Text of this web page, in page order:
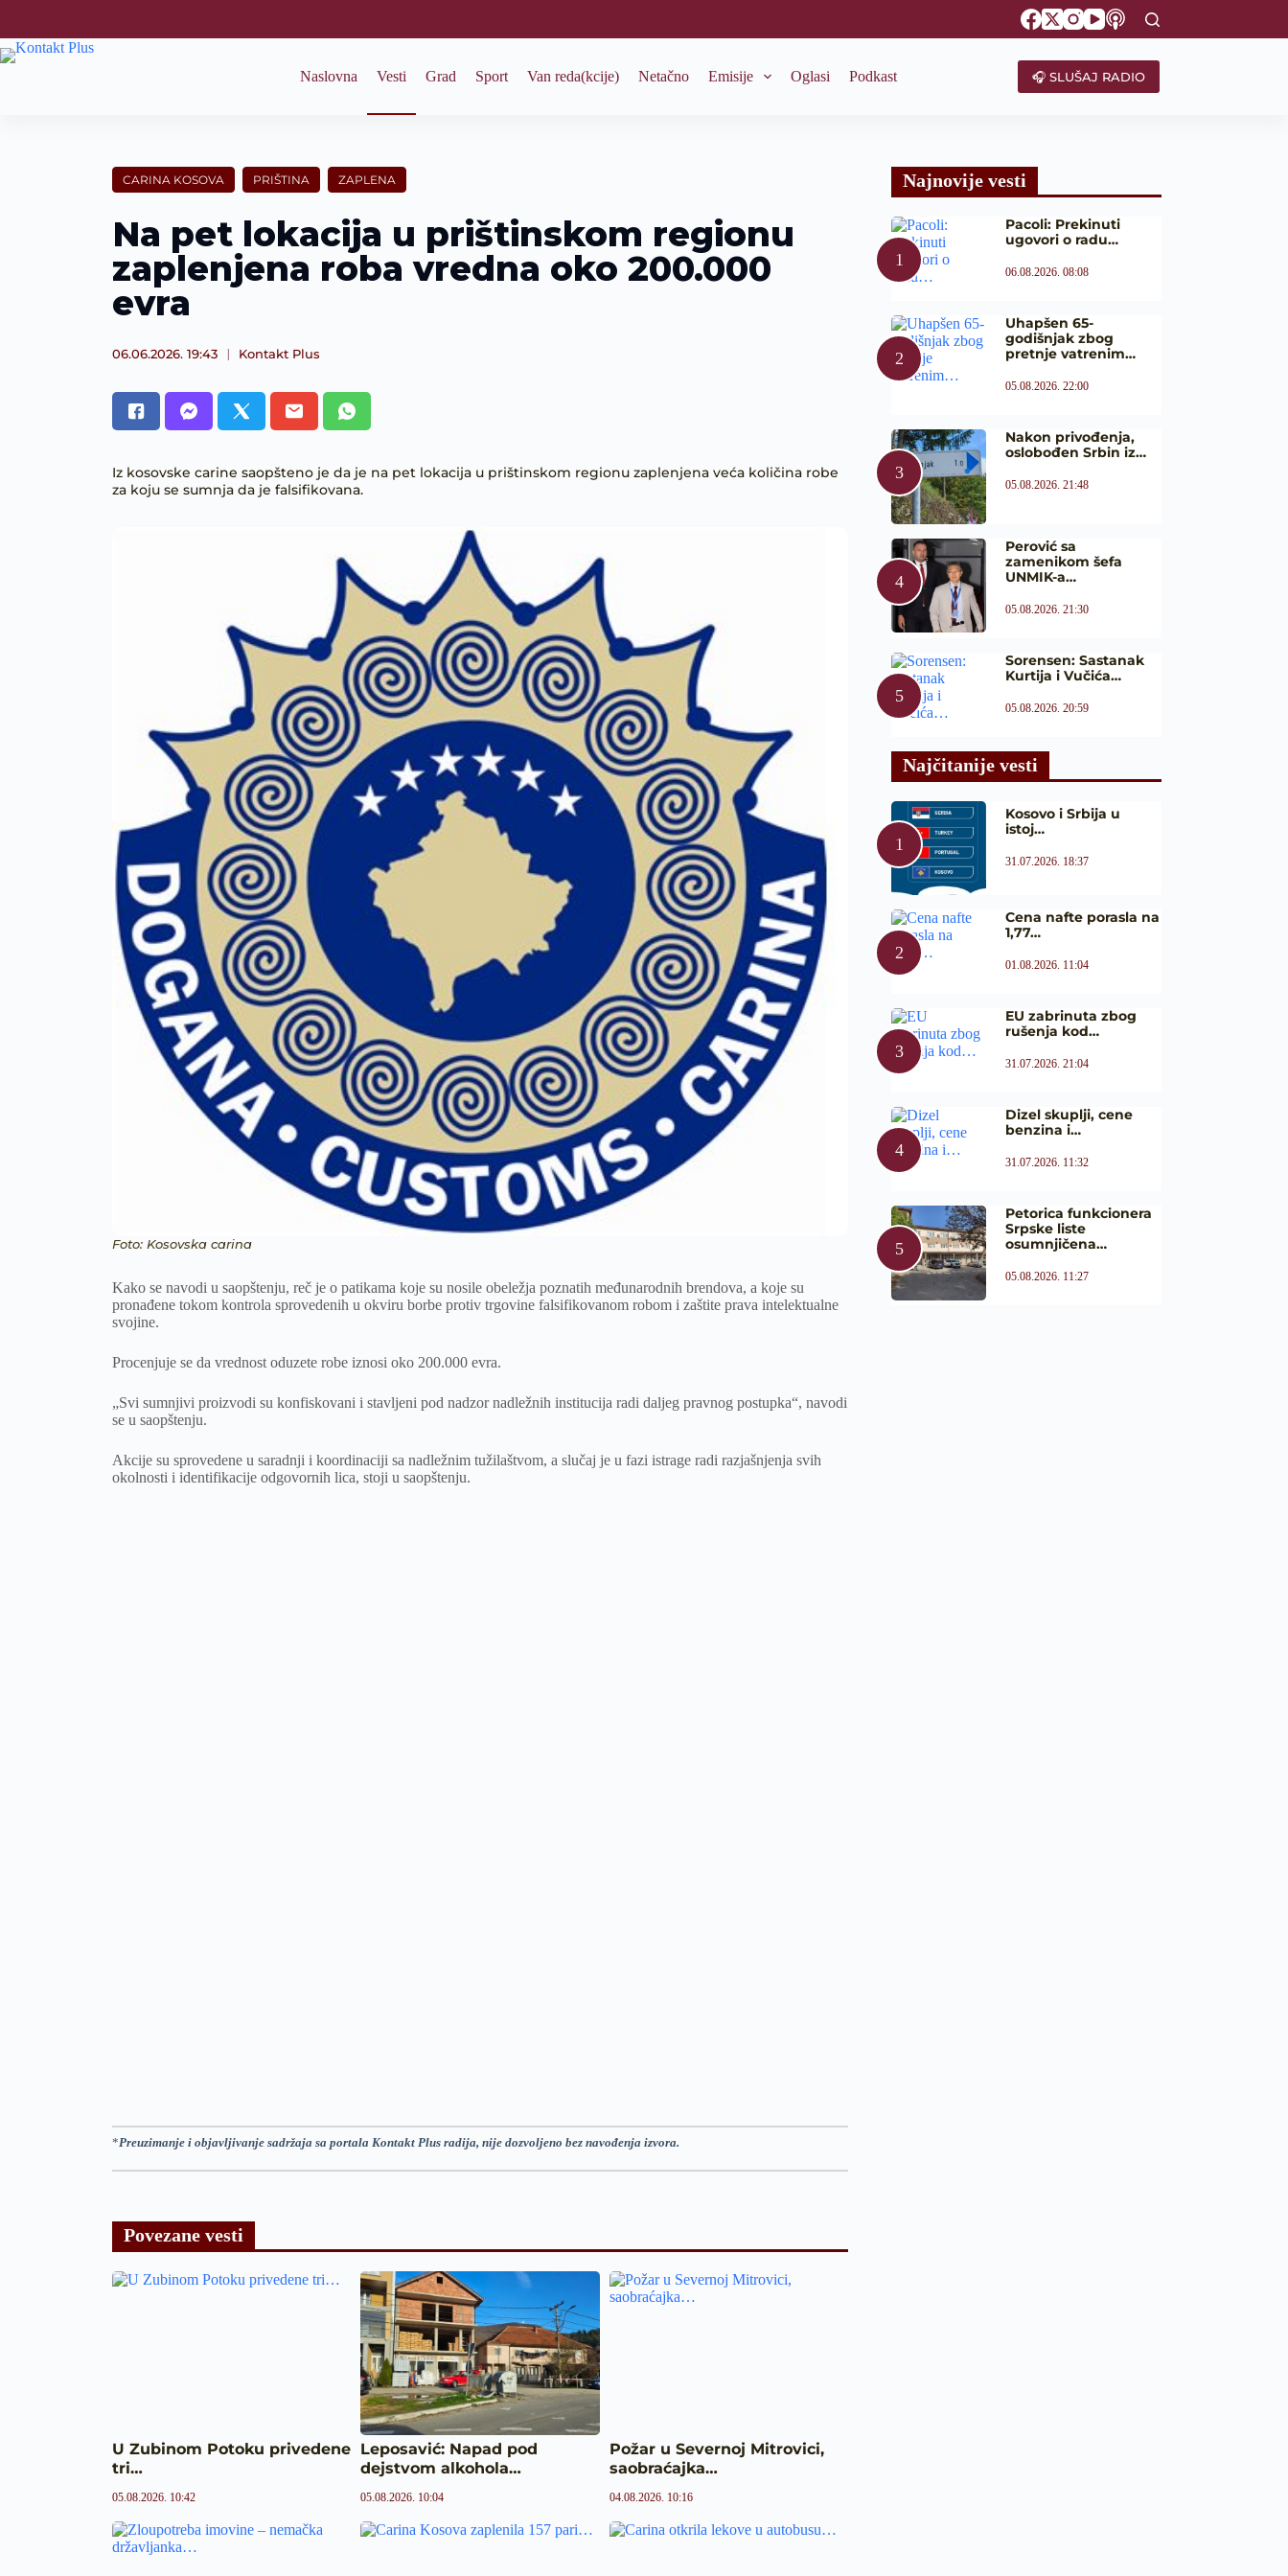
k
i
Naslovna Vesti Grad Sport Van reda(kcije) Netačno Emisije Oglasi Podkast 🎧 SLUŠAJ RADIO
CARINA KOSOVA PRIŠTINA ZAPLENA
Na pet lokacija u prištinskom regionu
zaplenjena roba vredna oko 200.000
evra
06.06.2026. 19:43 Kontakt Plus
Iz kosovske carine saopšteno je da je na pet lokacija u prištinskom regionu zaplenjena veća količina robe
za koju se sumnja da je falsifikovana.
Foto: Kosovska carina
Kako se navodi u saopštenju, reč je o patikama koje su nosile obeležja poznatih međunarodnih brendova, a koje su
pronađene tokom kontrola sprovedenih u okviru borbe protiv trgovine falsifikovanom robom i zaštite prava intelektualne
svojine.
Procenjuje se da vrednost oduzete robe iznosi oko 200.000 evra.
„Svi sumnjivi proizvodi su konfiskovani i stavljeni pod nadzor nadležnih institucija radi daljeg pravnog postupka“, navodi
se u saopštenju.
Akcije su sprovedene u saradnji i koordinaciji sa nadležnim tužilaštvom, a slučaj je u fazi istrage radi razjašnjenja svih
okolnosti i identifikacije odgovornih lica, stoji u saopštenju.
*Preuzimanje i objavljivanje sadržaja sa portala Kontakt Plus radija, nije dozvoljeno bez navođenja izvora.
Povezane vesti
U Zubinom Potoku privedene
tri…
05.08.2026. 10:42
Leposavić: Napad pod
dejstvom alkohola…
05.08.2026. 10:04
Požar u Severnoj Mitrovici,
saobraćajka…
04.08.2026. 10:16
Najnovije vesti
Pacoli: Prekinuti
ugovori o radu…
06.08.2026. 08:08
Uhapšen 65-
godišnjak zbog
pretnje vatrenim…
05.08.2026. 22:00
Nakon privođenja,
oslobođen Srbin iz…
05.08.2026. 21:48
Perović sa
zamenikom šefa
UNMIK-a…
05.08.2026. 21:30
Sorensen: Sastanak
Kurtija i Vučića…
05.08.2026. 20:59
Najčitanije vesti
Kosovo i Srbija u
istoj…
31.07.2026. 18:37
Cena nafte porasla na
1,77…
01.08.2026. 11:04
EU zabrinuta zbog
rušenja kod…
31.07.2026. 21:04
Dizel skuplji, cene
benzina i…
31.07.2026. 11:32
Petorica funkcionera
Srpske liste
osumnjičena…
05.08.2026. 11:27